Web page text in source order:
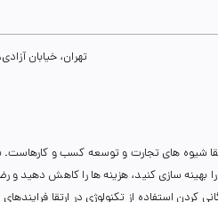
تهران، خیابان آزادی، روبروی
شیوه های تجارت و توسعه کسب و کارهاست.
را بهینه سازی کنید، هزینه ها را کاهش
استفاده از تکنولوژی در ارتقا